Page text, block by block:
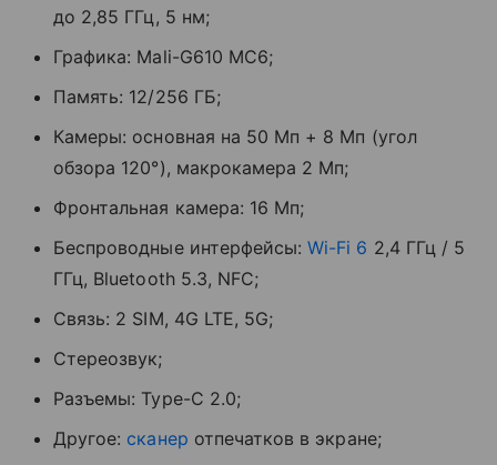
до 2,85 ГГц, 5 нм;
Графика: Mali-G610 MC6;
Память: 12/256 ГБ;
Камеры: основная на 50 Мп + 8 Мп (угол
обзора 120°), макрокамера 2 Мп;
Фронтальная камера: 16 Мп;
Беспроводные интерфейсы:Wi-Fi 6 2,4 ГГц / 5
ГГц, Bluetooth 5.3, NFC;
Связь: 2 SIM, 4G LTE, 5G;
Стереозвук;
Разъемы: Type-C 2.0;
Другое: сканер отпечатков в экране;